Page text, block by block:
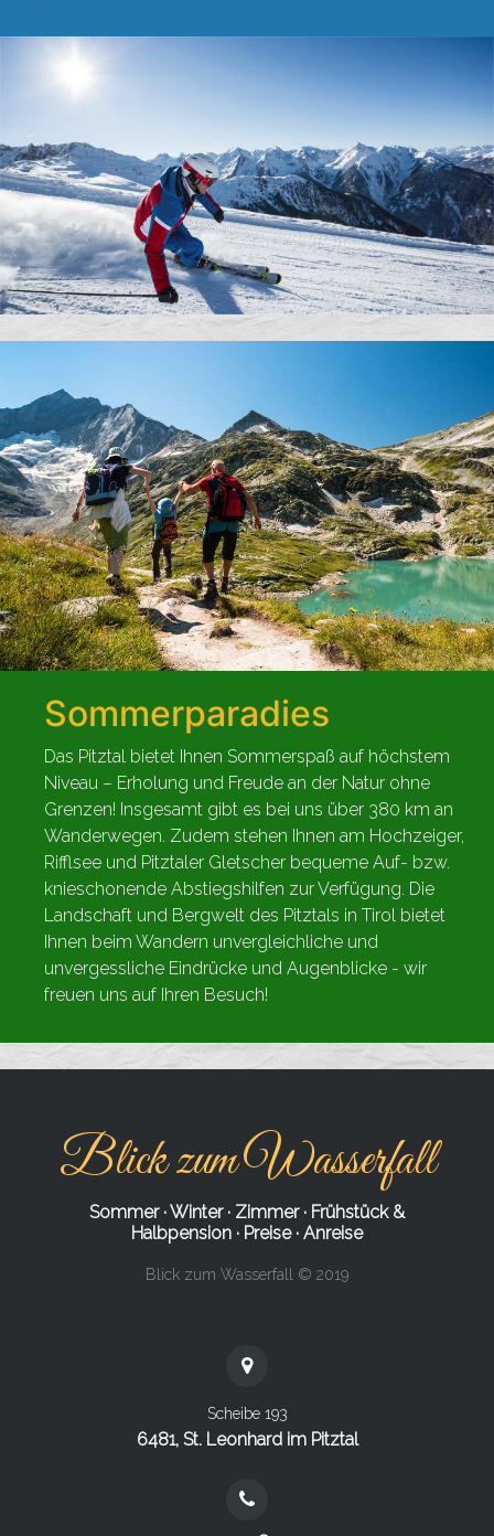
Sommerparadies
Das Pitztal bietet Ihnen Sommerspaß auf höchstem
Niveau – Erholung und Freude an der Natur ohne
Grenzen! Insgesamt gibt es bei uns über 380 km an
Wanderwegen. Zudem stehen Ihnen am Hochzeiger,
Rifflsee und Pitztaler Gletscher bequeme Auf- bzw.
knieschonende Abstiegshilfen zur Verfügung. Die
Landschaft und Bergwelt des Pitztals in Tirol bietet
Ihnen beim Wandern unvergleichliche und
unvergessliche Eindrücke und Augenblicke - wir
freuen uns auf Ihren Besuch!
Blick zum Wasserfall
Sommer ·Winter · Zimmer · Frühstück &
Halbpension · Preise · Anreise
Blick zum Wasserfall © 2019
Scheibe 193
6481, St. Leonhard im Pitztal